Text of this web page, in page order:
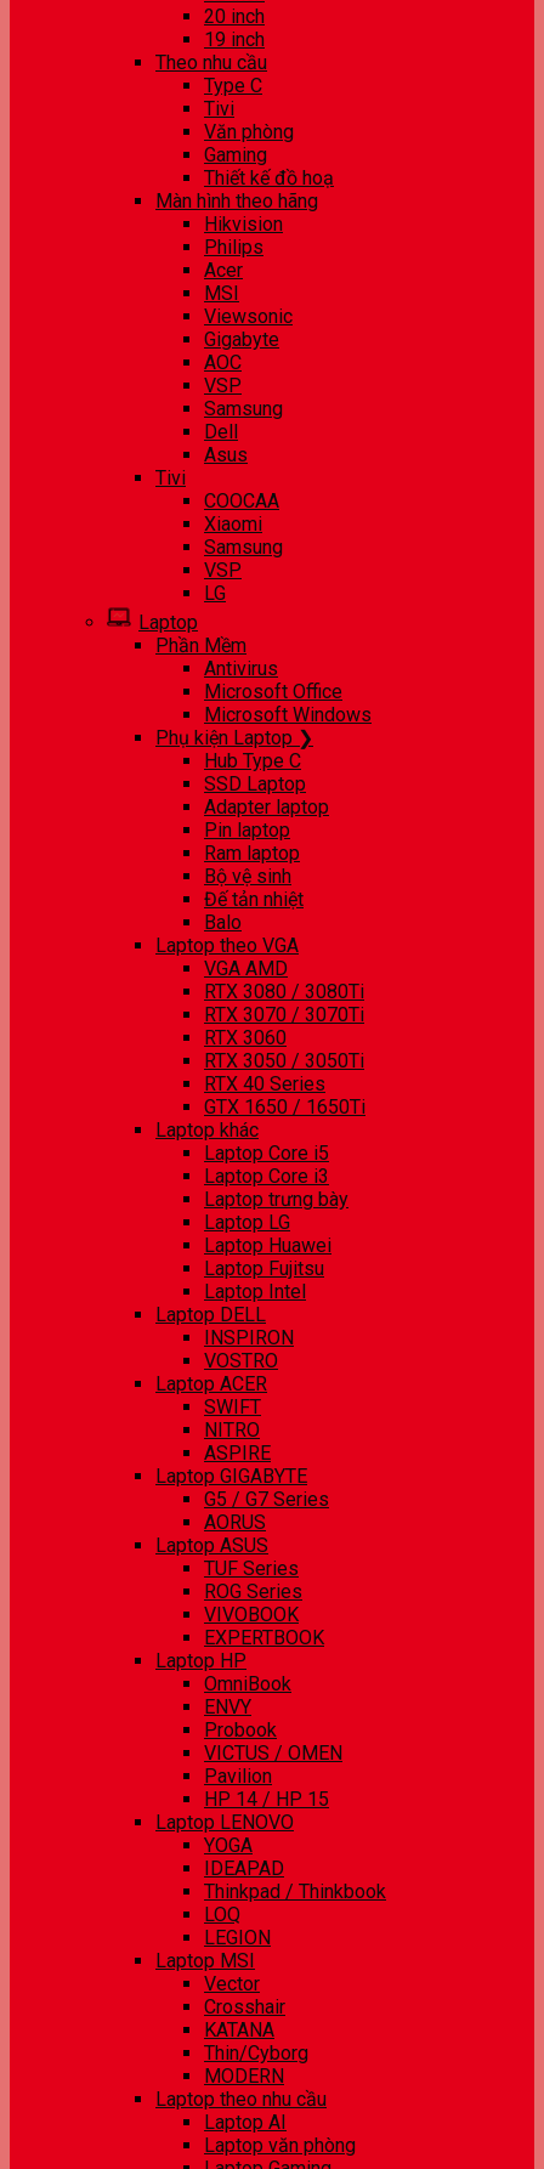
20 inch
19 inch
Theo nhu cầu
Type C
Tivi
Văn phòng
Gaming
Thiết kế đồ hoạ
Màn hình theo hãng
Hikvision
Philips
Acer
MSI
Viewsonic
Gigabyte
AOC
VSP
Samsung
Dell
Asus
Tivi
COOCAA
Xiaomi
Samsung
VSP
LG
Laptop
Phần Mềm
Antivirus
Microsoft Office
Microsoft Windows
Phụ kiện Laptop ❯
Hub Type C
SSD Laptop
Adapter laptop
Pin laptop
Ram laptop
Bộ vệ sinh
Đế tản nhiệt
Balo
Laptop theo VGA
VGA AMD
RTX 3080 / 3080Ti
RTX 3070 / 3070Ti
RTX 3060
RTX 3050 / 3050Ti
RTX 40 Series
GTX 1650 / 1650Ti
Laptop khác
Laptop Core i5
Laptop Core i3
Laptop trưng bày
Laptop LG
Laptop Huawei
Laptop Fujitsu
Laptop Intel
Laptop DELL
INSPIRON
VOSTRO
Laptop ACER
SWIFT
NITRO
ASPIRE
Laptop GIGABYTE
G5 / G7 Series
AORUS
Laptop ASUS
TUF Series
ROG Series
VIVOBOOK
EXPERTBOOK
Laptop HP
OmniBook
ENVY
Probook
VICTUS / OMEN
Pavilion
HP 14 / HP 15
Laptop LENOVO
YOGA
IDEAPAD
Thinkpad / Thinkbook
LOQ
LEGION
Laptop MSI
Vector
Crosshair
KATANA
Thin/Cyborg
MODERN
Laptop theo nhu cầu
Laptop AI
Laptop văn phòng